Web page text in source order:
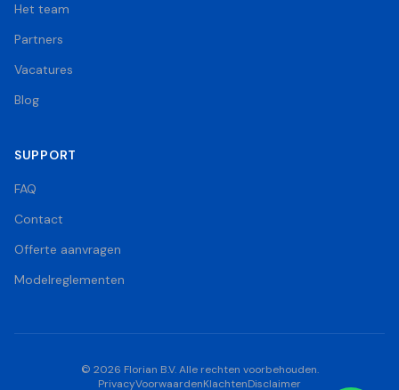
Het team
Partners
Vacatures
Blog
SUPPORT
FAQ
Contact
Offerte aanvragen
Modelreglementen
© 2026 Florian B.V. Alle rechten voorbehouden.
PrivacyVoorwaardenKlachtenDisclaimer